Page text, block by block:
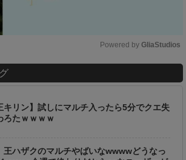
u
e
Powered by GliaStudios
キリン】試しにマルチ入ったら5分でクエ失
ろたｗｗｗｗ
王ハザクのマルチやばいなwwwwどうなっ